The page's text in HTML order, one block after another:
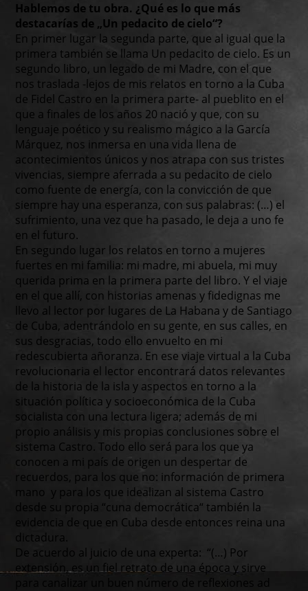
Hablemos de tu obra. ¿Qué es lo que más
destacarías de „Un pedacito de cielo“?
En primer lugar la segunda parte, que al igual que la
primera también se llama Un pedacito de cielo. Es un
segundo libro, un legado de mi Madre, con el que
nos traslada -lejos de mis relatos en torno a la Cuba
de Fidel Castro en la primera parte- al pueblito en el
que a finales de los años 20 nació y que, con su
lenguaje poético y su realismo mágico a la García
Márquez, nos inmersa en una vida llena de
acontecimientos únicos y nos atrapa con sus tristes
vivencias, siempre aferrada a su pedacito de cielo
como fuente de energía, con la convicción de que
siempre hay una esperanza, con sus palabras: (…) el
sufrimiento, una vez que ha pasado, le deja a uno fe
en el futuro.
En segundo lugar los relatos en torno a mujeres
fuertes en mi familia: mi madre, mi abuela, mi muy
querida prima en la primera parte del libro. Y el viaje
en el que allí, con historias amenas y fidedignas me
llevo al lector por lugares de La Habana y de Santiago
de Cuba, adentrándolo en su gente, en sus calles, en
sus desgracias, todo ello envuelto en mi
redescubierta añoranza. En ese viaje virtual a la Cuba
revolucionaria el lector encontrará datos relevantes
de la historia de la isla y aspectos en torno a la
situación política y socioeconómica de la Cuba
socialista con una lectura ligera; además de mi
propio análisis y mis propias conclusiones sobre el
sistema Castro. Todo ello será para los que ya
conocen a mi país de origen un despertar de
recuerdos, para los que no: información de primera
mano y para los que idealizan al sistema Castro
desde su propia “cuna democrática“ también la
evidencia de que en Cuba desde entonces reina una
dictadura.
De acuerdo al juicio de una experta: “(…) Por
extensión, es un fiel retrato de una época y sirve
para canalizar un buen número de reflexiones ad